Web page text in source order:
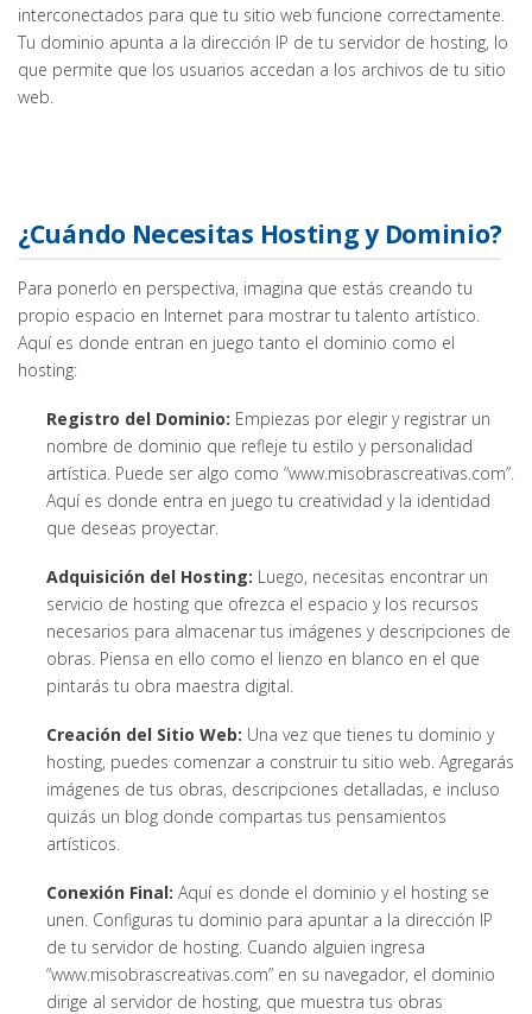
interconectados para que tu sitio web funcione correctamente.
Tu dominio apunta a la dirección IP de tu servidor de hosting, lo
que permite que los usuarios accedan a los archivos de tu sitio
web.
¿Cuándo Necesitas Hosting y Dominio?
Para ponerlo en perspectiva, imagina que estás creando tu
propio espacio en Internet para mostrar tu talento artístico.
Aquí es donde entran en juego tanto el dominio como el
hosting:
Registro del Dominio: Empiezas por elegir y registrar un
nombre de dominio que refleje tu estilo y personalidad
artística. Puede ser algo como “www.misobrascreativas.com”.
Aquí es donde entra en juego tu creatividad y la identidad
que deseas proyectar.
Adquisición del Hosting: Luego, necesitas encontrar un
servicio de hosting que ofrezca el espacio y los recursos
necesarios para almacenar tus imágenes y descripciones de
obras. Piensa en ello como el lienzo en blanco en el que
pintarás tu obra maestra digital.
Creación del Sitio Web: Una vez que tienes tu dominio y
hosting, puedes comenzar a construir tu sitio web. Agregarás
imágenes de tus obras, descripciones detalladas, e incluso
quizás un blog donde compartas tus pensamientos
artísticos.
Conexión Final: Aquí es donde el dominio y el hosting se
unen. Configuras tu dominio para apuntar a la dirección IP
de tu servidor de hosting. Cuando alguien ingresa
“www.misobrascreativas.com” en su navegador, el dominio
dirige al servidor de hosting, que muestra tus obras